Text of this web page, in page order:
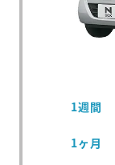
1週間
1ヶ月